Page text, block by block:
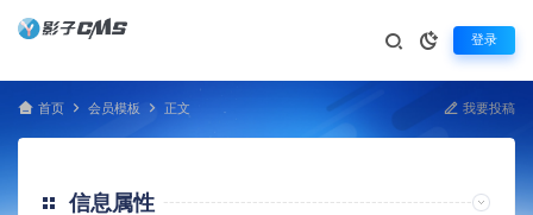
登录
首页 会员模板 正文 我要投稿
信息属性